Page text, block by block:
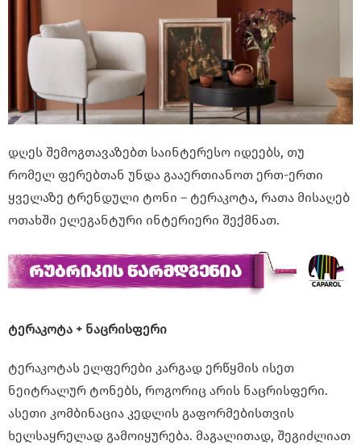
დღეს შემოგთავაზებთ საინტერესო იდეებს, თუ
რომელ ფერებთან უნდა გააერთიანოთ ერთ-ერთი
ყველაზე ტრენდული ტონი – ტერაკოტა, რათა მისაღებ
ოთახში ელეგანტური ინტერიერი შექმნათ.
ტერაკოტა + ნაცრისფერი
ტერაკოტას ელფერები კარგად ერწყმის ისეთ
ნეიტრალურ ტონებს, როგორიც არის ნაცრისფერი.
ასეთი კომბინაცია კედლის გაფორმებისთვის
ხელსაყრელად გამოიყურება. მაგალითად, შეგიძლიათ